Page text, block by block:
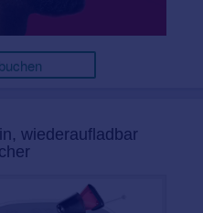
wiederaufladbar